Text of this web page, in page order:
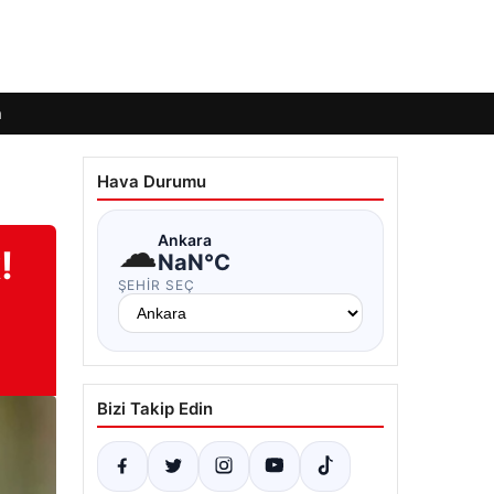
Hava Durumu
☁Ankara
NaN°C
ŞEHIR SEÇ
Bizi Takip Edin